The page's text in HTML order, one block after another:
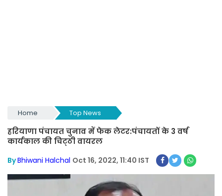
Home Top News
हरियाणा पंचायत चुनाव में फेक लेटर:पंचायतों के 3 वर्ष
कार्यकाल की चिट्‌ठी वायरल
ByBhiwani Halchal Oct 16, 2022, 11:40 IST